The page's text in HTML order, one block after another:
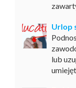
Urlop
lub